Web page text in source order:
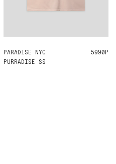
PARADISE NYC
PURRADISE SS
XL 5990Р